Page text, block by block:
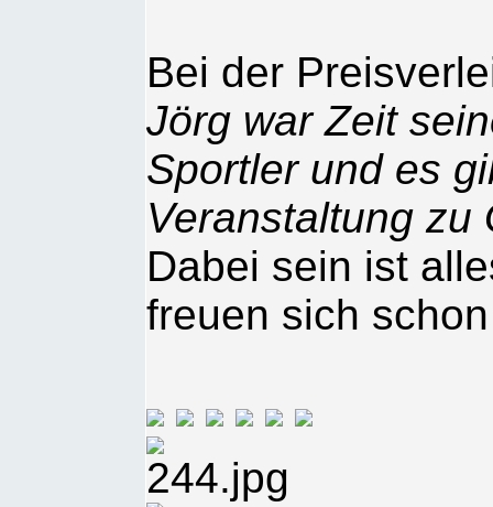
Bei der
Jörg war Zeit
Sportler und es
Veranstaltung zu
Dabei sein ist
freuen sich